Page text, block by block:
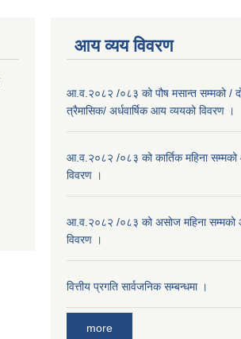
आय व्यय विवरण
आ.व.२०८२ /०८३ को पौष मसान्त सम्मको /
त्रैमासिक/ अर्धवार्षिक आय व्ययको विवरण ।
आ.व.२०८२ /०८३ को कार्तिक महिना
विवरण ।
आ.व.२०८२ /०८३ को असाेज महिना सम्मको
विवरण ।
वित्तीय प्रगति सार्वजनिक सम्बन्धमा ।
more